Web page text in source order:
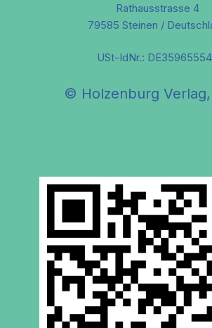
Rathausstrasse 4
79585 Steinen /
USt-IdNr.:
© Holzenburg Verlag,